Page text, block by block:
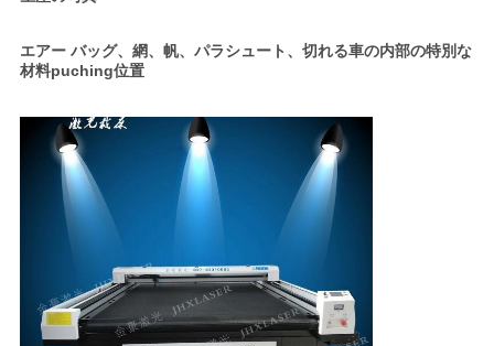
エアー バッグ、網、帆、パラシュート、切れる車の内部の特別な
材料puching位置